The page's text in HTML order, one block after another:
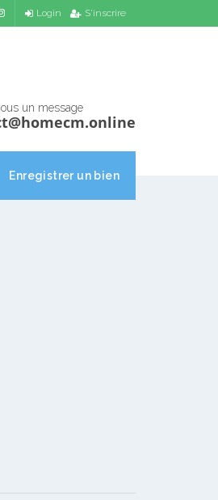
Login S'inscrire
un message
Enregistrer un bien